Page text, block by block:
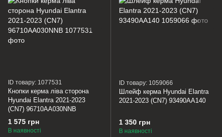
ID товару: 1077531
Кнопки керма ліва сторона
Hyundai Elantra 2021-2023
(CN7) 96710AA030NNB
1 575 грн
В наявності
ID товару: 1059066
Шлейф керма Hyundai Elantra
2021-2023 (CN7) 93490AA140
1 350 грн
В наявності